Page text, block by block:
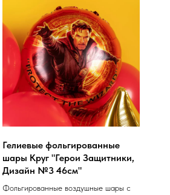
Гелиевые фольгированные
шары Круг "Герои Защитники,
Дизайн №3 46см"
Фольгированные воздушные шары с